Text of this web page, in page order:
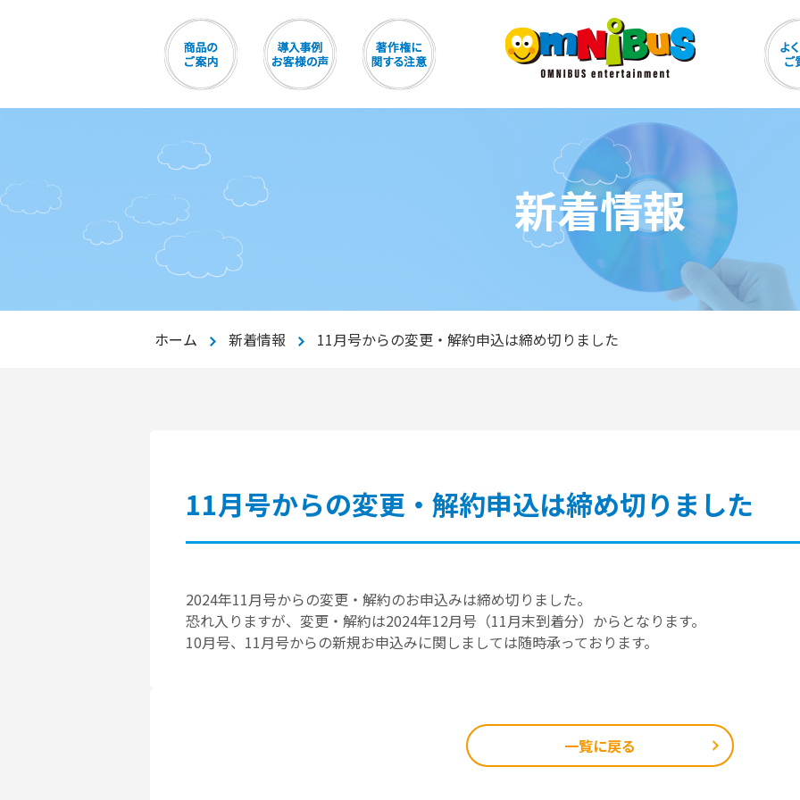
新着情報
ホーム 新着情報 11月号からの変更・解約申込は締め切りました
11月号からの変更・解約申込は締め切りました
2024年11月号からの変更・解約のお申込みは締め切りました。
恐れ入りますが、変更・解約は2024年12月号（11月末到着分）からとなります。
10月号、11月号からの新規お申込みに関しましては随時承っております。
一覧に戻る